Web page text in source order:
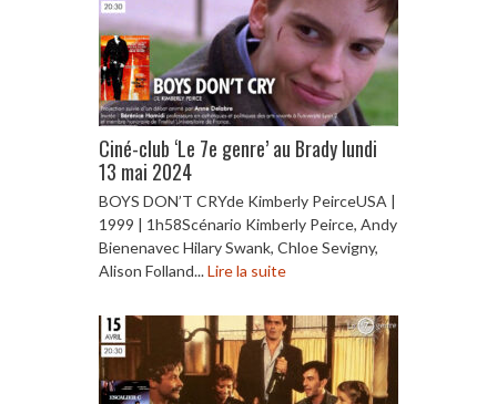
Ciné-club ‘Le 7e genre’ au Brady lundi
13 mai 2024
BOYS DON’T CRYde Kimberly PeirceUSA |
1999 | 1h58Scénario Kimberly Peirce, Andy
Bienenavec Hilary Swank, Chloe Sevigny,
Alison Folland...Lire la suite